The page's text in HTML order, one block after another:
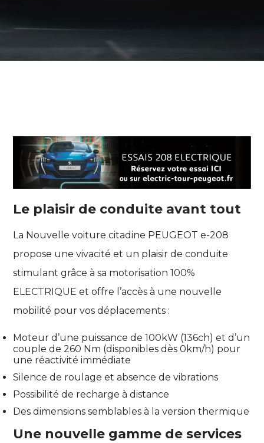
Le plaisir de conduite avant tout
La Nouvelle voiture citadine PEUGEOT e-208
propose une vivacité et un plaisir de conduite
stimulant grâce à sa motorisation 100%
ELECTRIQUE et offre l’accès à une nouvelle
mobilité pour vos déplacements :
Moteur d’une puissance de 100kW (136ch) et d’un
couple de 260 Nm (disponibles dès 0km/h) pour
une réactivité immédiate
Silence de roulage et absence de vibrations
Possibilité de recharge à distance
Des dimensions semblables à la version thermique
Une nouvelle gamme de services